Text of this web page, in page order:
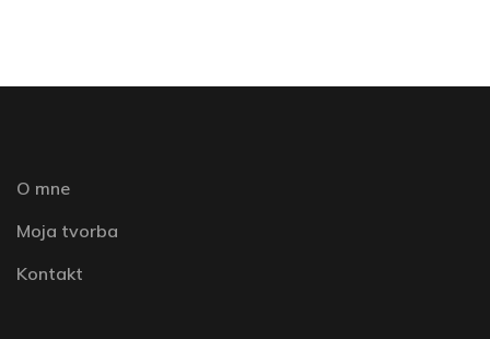
O mne
Moja tvorba
Kontakt